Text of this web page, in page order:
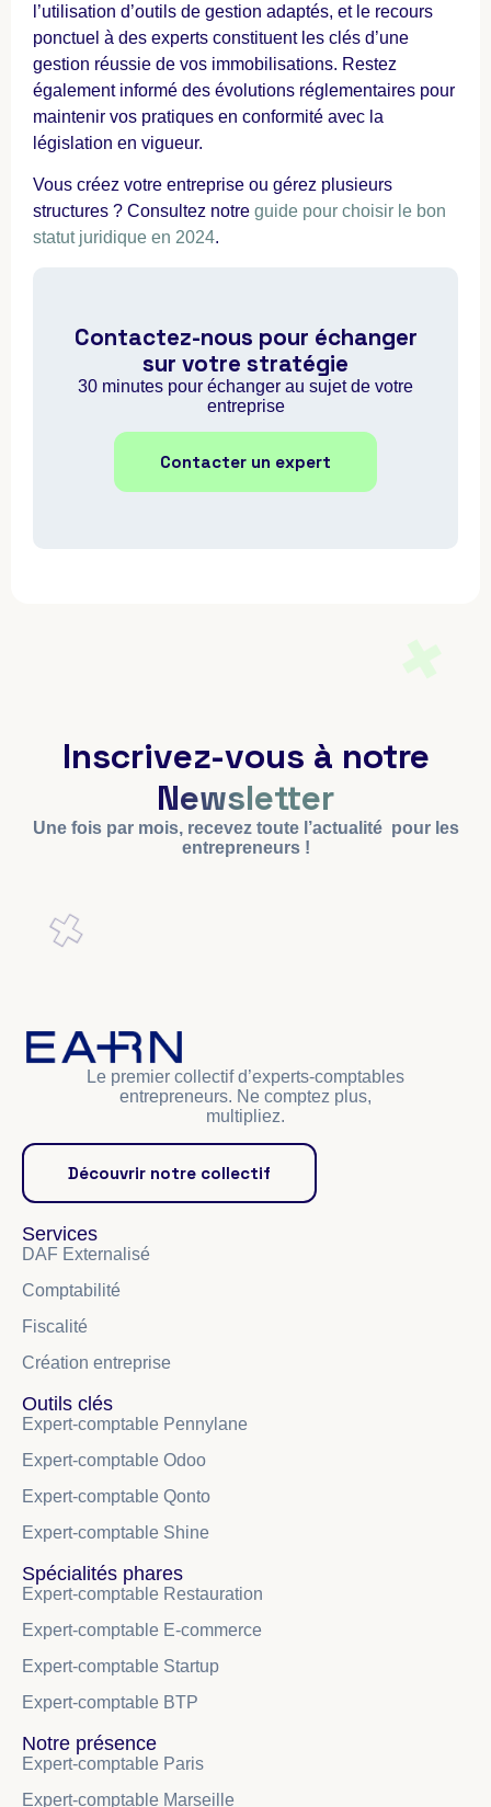
l’utilisation d’outils de gestion adaptés, et le recours
ponctuel à des experts constituent les clés d’une
gestion réussie de vos immobilisations. Restez
également informé des évolutions réglementaires pour
maintenir vos pratiques en conformité avec la
législation en vigueur.
Vous créez votre entreprise ou gérez plusieurs
structures ? Consultez notre guide pour choisir le bon
statut juridique en 2024.
Contactez-nous pour échanger
sur votre stratégie
30 minutes pour échanger au sujet de votre
entreprise
Contacter un expert
Inscrivez-vous à notre
Newsletter
Une fois par mois, recevez toute l’actualité pour les
entrepreneurs !
Le premier collectif d’experts-comptables
entrepreneurs. Ne comptez plus,
multipliez.
Découvrir notre collectif
Services
DAF Externalisé
Comptabilité
Fiscalité
Création entreprise
Outils clés
Expert-comptable Pennylane
Expert-comptable Odoo
Expert-comptable Qonto
Expert-comptable Shine
Spécialités phares
Expert-comptable Restauration
Expert-comptable E-commerce
Expert-comptable Startup
Expert-comptable BTP
Notre présence
Expert-comptable Paris
Expert-comptable Marseille